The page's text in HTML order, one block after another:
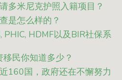
多米尼克护照入籍项目？
是怎么样的？
PHIC, HDMF以及BIR社保系
民你知道多少？
160国，政府还在不懈努力